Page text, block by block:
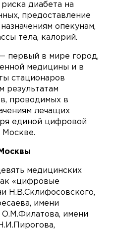
диабета на
предоставление
опекунам,
тела, калорий.
первый в мире город,
медицины и в
стационаров
результатам
проводимых в
лечащих
единой цифровой
Москве.
медицинских
«цифровые
Н.В.Склифосовского,
имени
имени